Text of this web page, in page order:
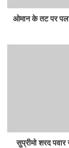
ओमान के तट पर
सुप्रीमो शरद